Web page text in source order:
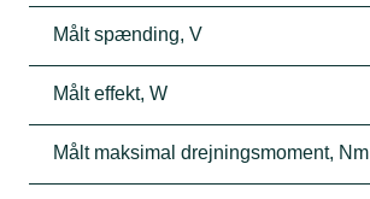
Målt spænding, V
Målt effekt, W
Målt maksimal drejningsmoment, Nm